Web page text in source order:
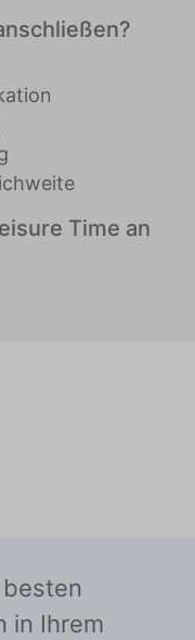
Time an
den individuellen
in Ihrem